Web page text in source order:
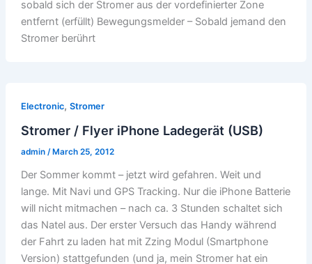
sobald sich der Stromer aus der vordefinierter Zone
entfernt (erfüllt) Bewegungsmelder – Sobald jemand den
Stromer berührt
Electronic, Stromer
Stromer / Flyer iPhone Ladegerät (USB)
admin / March 25, 2012
Der Sommer kommt – jetzt wird gefahren. Weit und
lange. Mit Navi und GPS Tracking. Nur die iPhone Batterie
will nicht mitmachen – nach ca. 3 Stunden schaltet sich
das Natel aus. Der erster Versuch das Handy während
der Fahrt zu laden hat mit Zzing Modul (Smartphone
Version) stattgefunden (und ja, mein Stromer hat ein